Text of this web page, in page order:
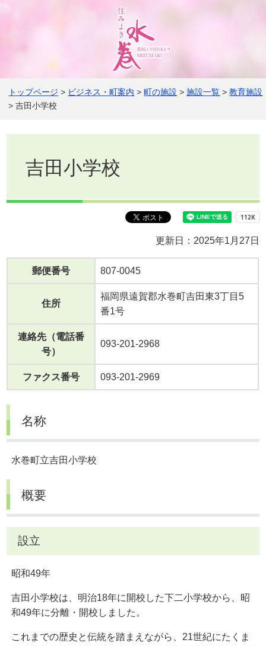
トップページ > ビジネス・町案内 >町の施設 >施設一覧 >教育施設
> 吉田小学校
吉田小学校
更新日：2025年1月27日
郵便番号 807-0045
住所
福岡県遠賀郡水巻町吉田東3丁目5
番1号
連絡先（電話番
号）
093-201-2968
ファクス番号 093-201-2969
名称
水巻町立吉田小学校
概要
設立
昭和49年
吉田小学校は、明治18年に開校した下二小学校から、昭
和49年に分離・開校しました。
これまでの歴史と伝統を踏まえながら、21世紀にたくま